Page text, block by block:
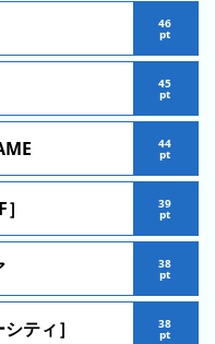
46
pt
45
pt
44
pt
39
pt
38
pt
ティ］ 38
pt